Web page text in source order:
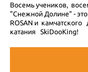
Восемь учеников,
"Cнежной Долине" -
ROSAN и
катания SkiDooKing!